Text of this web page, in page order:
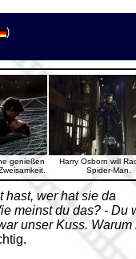
)
genießen
Harry Osborn will
Spider-Man.
hast, wer hat sie da
meinst du das? - Du
unser Kuss. Warum